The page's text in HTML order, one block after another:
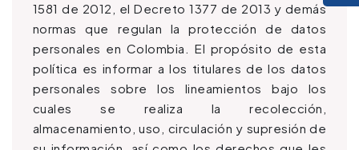
1581 de 2012, el Decreto 1377 de 2013 y demás
normas que regulan la protección de datos
personales en Colombia. El propósito de esta
política es informar a los titulares de los datos
personales sobre los lineamientos bajo los
cuales se realiza la recolección,
almacenamiento, uso, circulación y supresión de